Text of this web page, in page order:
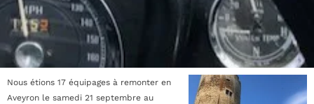
Nous étions 17 équipages à remonter en
Aveyron le samedi 21 septembre au